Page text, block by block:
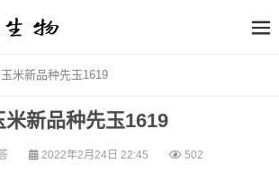
玉米新品种先玉1619
米新品种先玉1619
2022年2月24日 22:45 502